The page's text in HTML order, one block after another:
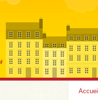
Accueil